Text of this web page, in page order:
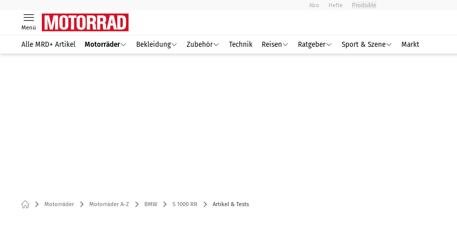
Abo Hefte Produkte
Menü
Alle MRD+ Artikel Motorräder Bekleidung Zubehör Technik Reisen Ratgeber Sport & Szene Markt
Motorräder Motorräder A-Z BMW S 1000 RR Artikel & Tests